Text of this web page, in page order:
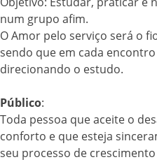
num grupo afim.
O Amor pelo serviço será o
sendo que em cada
direcionando o estudo.
Público:
Toda pessoa que aceite o
conforto e que esteja
seu processo de